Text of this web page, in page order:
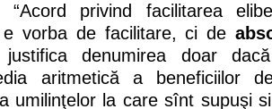
privind facilitarea
vorba de facilitare, ci de
justifica denumirea doar
aritmetică a beneficiilor
umilinţelor la care sînt supuşi